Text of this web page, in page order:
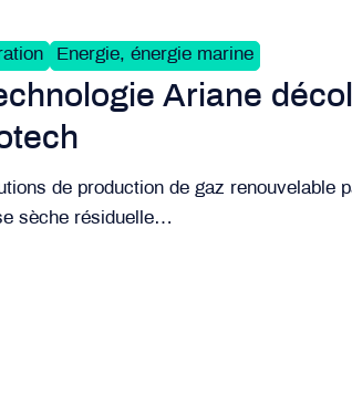
Energie, énergie marine
Ariane
de production de gaz renouvelable
sèche résiduelle…